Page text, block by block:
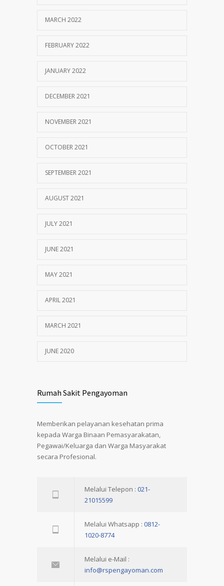
MARCH 2022
FEBRUARY 2022
JANUARY 2022
DECEMBER 2021
NOVEMBER 2021
OCTOBER 2021
SEPTEMBER 2021
AUGUST 2021
JULY 2021
JUNE 2021
MAY 2021
APRIL 2021
MARCH 2021
JUNE 2020
Rumah Sakit Pengayoman
Memberikan pelayanan kesehatan prima
kepada Warga Binaan Pemasyarakatan,
Pegawai/Keluarga dan Warga Masyarakat
secara Profesional.
Melalui Telepon : 021-
21015599
Melalui Whatsapp : 0812-
1020-8774
Melalui e-Mail :
info@rspengayoman.com